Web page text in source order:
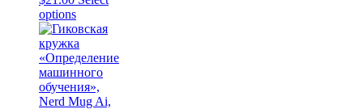
range:
$17.00
through
$21.00
optionsThis
product
has
multiple
variants.
The
options